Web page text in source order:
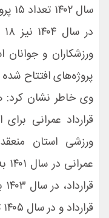
ورزشکاران و
پروژه‌های افتتاح شده را به ۴۹ پروژه
قرارداد عمرانی
ورزشی استان
قرارداد و در سال ۱۴۰۵ تاکنون به ۹ قرارداد رسیده است.